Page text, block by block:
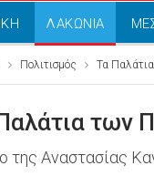
ΛΑΚΩΝΙΑ
Πολιτισμός Τα
των
της Αναστασίας